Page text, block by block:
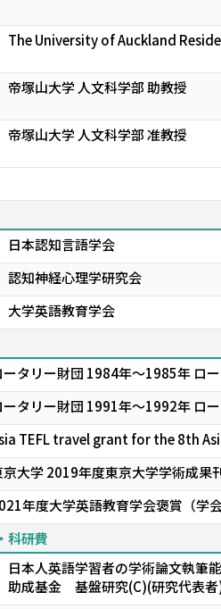
The University of Auckland
帝塚山大学 人文科学部 助教授
帝塚山大学 人文科学部 准教授
日本認知言語学会
認知神経心理学研究会
大学英語教育学会
ータリー財団 1984年～1985年 ロ
ータリー財団 1991年～1992年 ロ
TEFL travel grant for the 8th
京大学 2019年度東京大学学術成果
年度大学英語教育学会褒賞（学会
科研費
日本人英語学習者の学術論文執筆
助成基金 基盤研究(C)(研究代表